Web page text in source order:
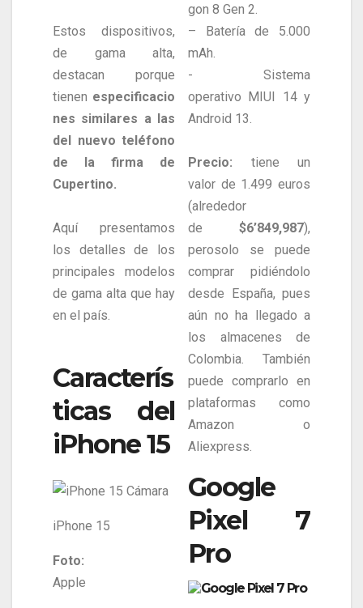
Estos dispositivos,
de gama alta,
destacan porque
tienen especificacio
nes similares a las
del nuevo teléfono
de la firma de
Cupertino.
Aquí presentamos
los detalles de los
principales modelos
de gama alta que hay
en el país.
Caracterís
ticas del
iPhone 15
iPhone 15
Foto:
Apple
gon 8 Gen 2.
– Batería de 5.000
mAh.
​- Sistema
operativo MIUI 14 y
Android 13.
Precio: tiene un
valor de 1.499 euros
(alrededor
de $6’849,987),
perosolo se puede
comprar pidiéndolo
desde España, pues
aún no ha llegado a
los almacenes de
Colombia. También
puede comprarlo en
plataformas como
Amazon o
Aliexpress.
Google
Pixel 7
Pro